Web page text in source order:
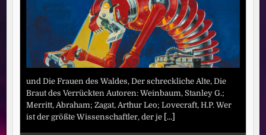
und Die Frauen des Waldes, Der schreckliche Alte, Die
Braut des Verrückten Autoren: Weinbaum, Stanley G.;
Merritt, Abraham; Zagat, Arthur Leo; Lovecraft, H.P. Wer
ist der größte Wissenschaftler, der je [...]